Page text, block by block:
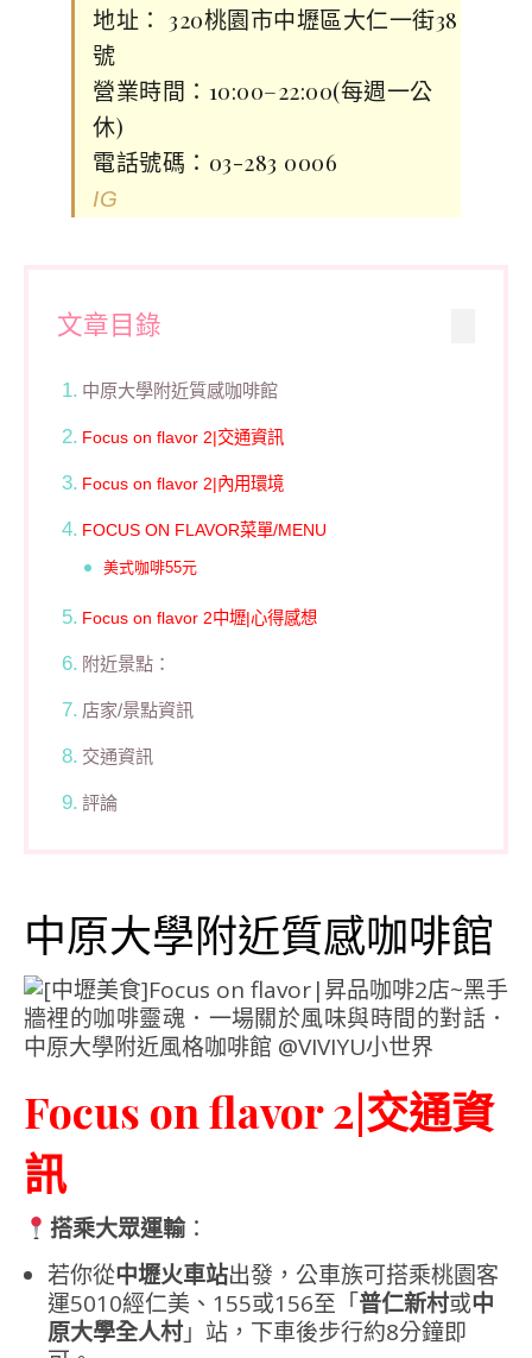
地址： 320桃園市中壢區大仁一街38
號
營業時間：10:00–22:00(每週一公
休)
電話號碼：03-283 0006
IG
文章目錄
中原大學附近質感咖啡館
Focus on flavor 2|交通資訊
Focus on flavor 2|內用環境
FOCUS ON FLAVOR菜單/MENU
美式咖啡55元
Focus on flavor 2中壢|心得感想
附近景點：
店家/景點資訊
交通資訊
評論
中原大學附近質感咖啡館
Focus on flavor 2|交通資
訊
搭乘大眾運輸：
若你從中壢火車站出發，公車族可搭乘桃園客
運5010經仁美、155或156至「普仁新村或中
原大學全人村」站，下車後步行約8分鐘即